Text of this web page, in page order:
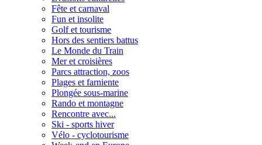
Fête et carnaval
Fun et insolite
Golf et tourisme
Hors des sentiers battus
Le Monde du Train
Mer et croisières
Parcs attraction, zoos
Plages et farniente
Plongée sous-marine
Rando et montagne
Rencontre avec...
Ski - sports hiver
Vélo - cyclotourisme